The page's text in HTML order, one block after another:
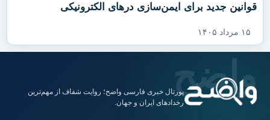
قوانین جدید برای ایمن‌سازی درهای الکترونیکی
۱۵ مرداد ۱۴۰۵
پورتال خبری فارسی واضح؛ روایت شفاف از مهم‌ترین
رخدادهای ایران و جهان.